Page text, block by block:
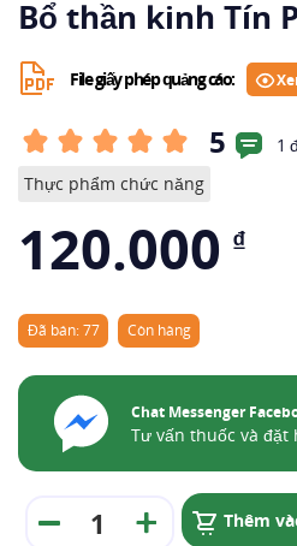
Bổ thần kinh Tín
File giấy phép quảng cáo:
5
1
Thực phẩm chức năng
120.000 ₫
Đã bán: 77 Còn hàng
Chat Messenger
Tư vấn thuốc và đặt
Thêm